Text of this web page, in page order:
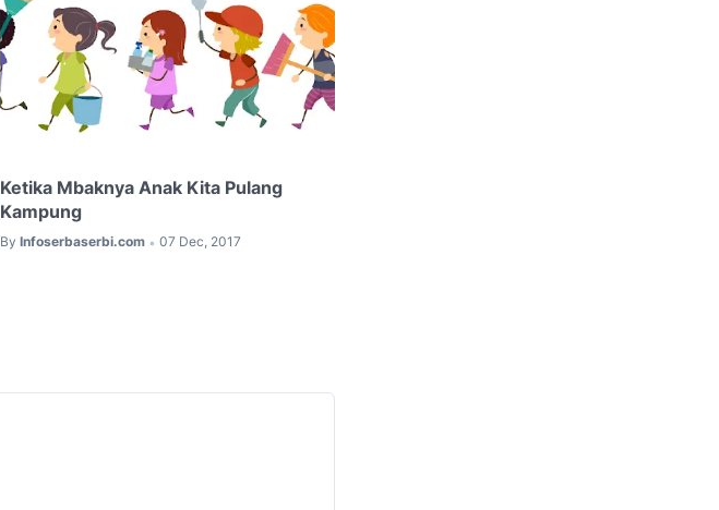
Ketika Mbaknya Anak Kita Pulang
Kampung
By Infoserbaserbi.com • 07 Dec, 2017